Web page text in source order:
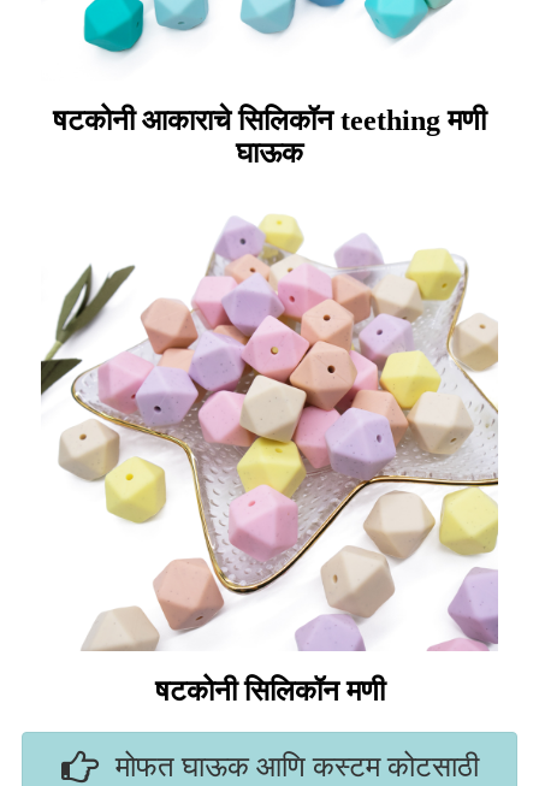
षटकोनी आकाराचे सिलिकॉन teething मणी
घाऊक
षटकोनी सिलिकॉन मणी
मोफत घाऊक आणि कस्टम कोटसाठी